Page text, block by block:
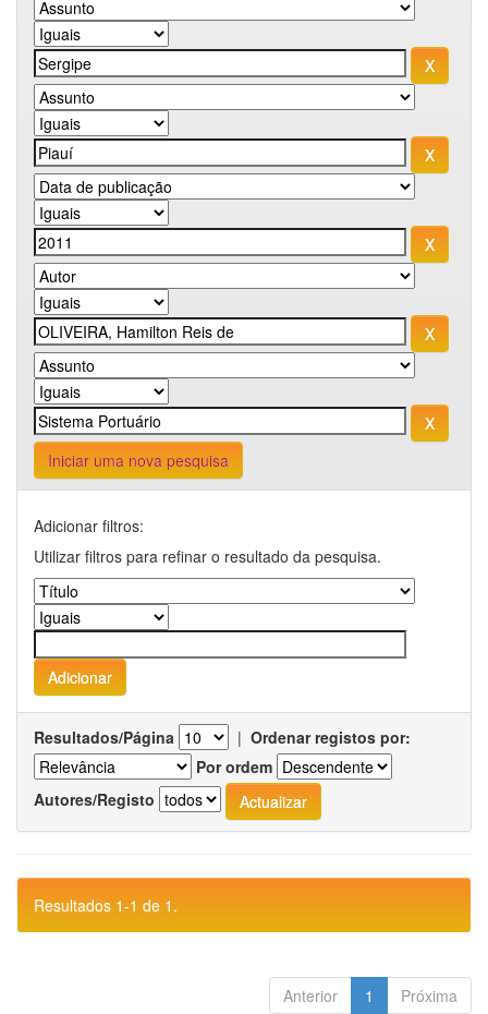
Iniciar uma nova pesquisa
Adicionar filtros:
Utilizar filtros para refinar o resultado da pesquisa.
Resultados/Página | Ordenar registos por:
Por ordem
Autores/Registo
Resultados 1-1 de 1.
Anterior 1 Próxima